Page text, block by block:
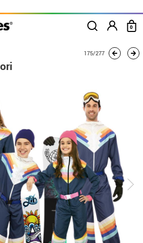
0
Famiglia di sciatori175/277